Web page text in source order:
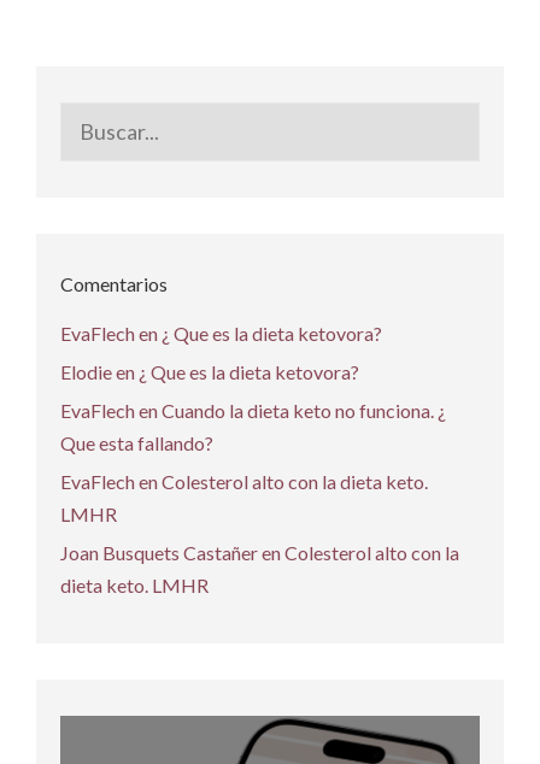
Comentarios
EvaFlechen ¿ Que es la dieta ketovora?
Elodieen ¿ Que es la dieta ketovora?
EvaFlechenCuando la dieta keto no funciona. ¿
Que esta fallando?
EvaFlechenColesterol alto con la dieta keto.
LMHR
Joan Busquets CastañerenColesterol alto con la
dieta keto. LMHR